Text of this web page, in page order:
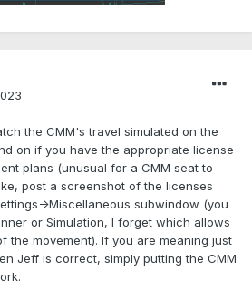
the CMM's travel simulated on the
on if you have the appropriate license
plans (unusual for a CMM seat to
post a screenshot of the licenses
>Miscellaneous subwindow (you
or Simulation, I forget which allows
the movement). If you are meaning just
Jeff is correct, simply putting the CMM